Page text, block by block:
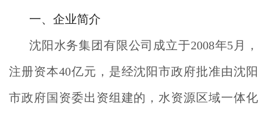
一、企业简介
沈阳水务集团有限公司成立于2008年5月，
注册资本40亿元，是经沈阳市政府批准由沈阳
市政府国资委出资组建的，水资源区域一体化